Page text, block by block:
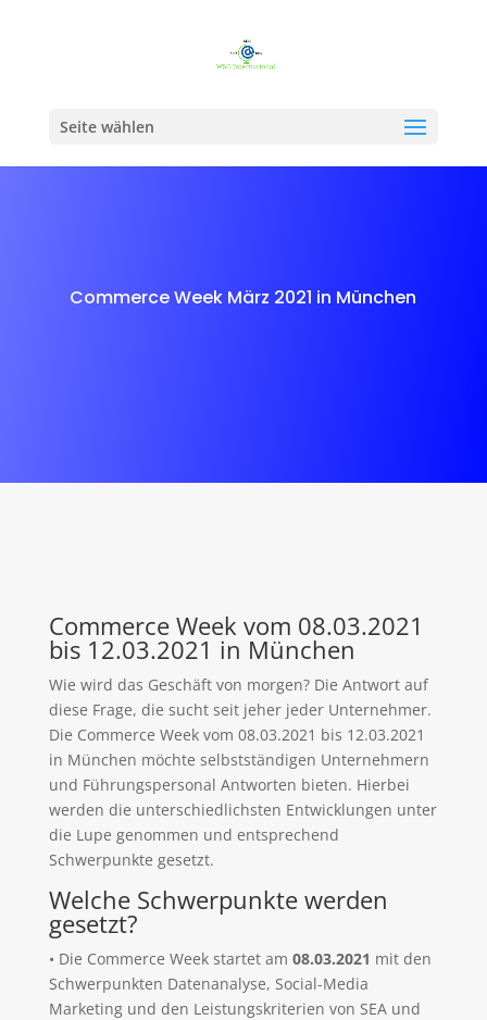
Seite wählen
Commerce Week März 2021 in München
Commerce Week vom 08.03.2021
bis 12.03.2021 in München
Wie wird das Geschäft von morgen? Die Antwort auf
diese Frage, die sucht seit jeher jeder Unternehmer.
Die Commerce Week vom 08.03.2021 bis 12.03.2021
in München möchte selbstständigen Unternehmern
und Führungspersonal Antworten bieten. Hierbei
werden die unterschiedlichsten Entwicklungen unter
die Lupe genommen und entsprechend
Schwerpunkte gesetzt.
Welche Schwerpunkte werden
gesetzt?
• Die Commerce Week startet am 08.03.2021 mit den
Schwerpunkten Datenanalyse, Social-Media
Marketing und den Leistungskriterien von SEA und